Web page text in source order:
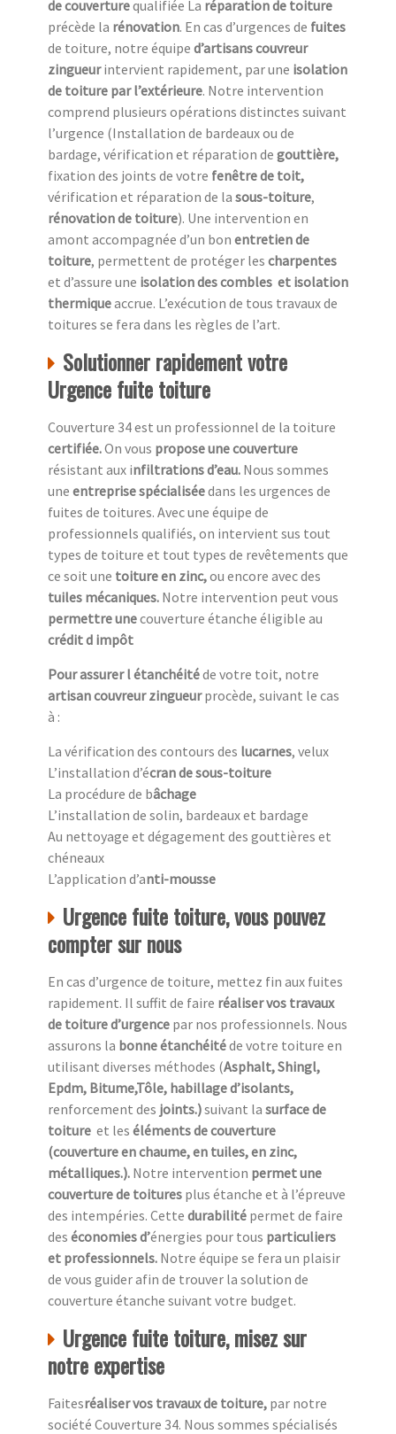
de couverturequalifiée La réparation de toiture
précède la rénovation. En cas d’urgences de fuites
de toiture, notre équipe d’artisans couvreur
zingueurintervient rapidement, par une isolation
de toiture par l’extérieure. Notre intervention
comprend plusieurs opérations distinctes suivant
l’urgence (Installation de bardeaux ou de
bardage, vérification et réparation de gouttière,
fixation des joints de votre fenêtre de toit,
vérification et réparation de la sous-toiture,
rénovation de toiture). Une intervention en
amont accompagnée d’un bon entretien de
toiture, permettent de protéger les charpentes
et d’assure une isolation des combles et isolation
thermiqueaccrue. L’exécution de tous travaux de
toitures se fera dans les règles de l’art.
Solutionner rapidement votre
Urgence fuite toiture
Couverture 34 est un professionnel de la toiture
certifiée.On vous propose une couverture
résistant aux infiltrations d’eau. Nous sommes
une entreprise spécialiséedans les urgences de
fuites de toitures. Avec une équipe de
professionnels qualifiés, on intervient sus tout
types de toiture et tout types de revêtements que
ce soit une toiture en zinc,ou encore avec des
tuiles mécaniques. Notre intervention peut vous
permettre unecouverture étanche éligible au
crédit d impôt
Pour assurer l étanchéitéde votre toit, notre
artisan couvreur zingueurprocède, suivant le cas
à :
La vérification des contours des lucarnes, velux
L’installation d’écran de sous-toiture
La procédure de bâchage
L’installation de solin, bardeaux et bardage
Au nettoyage et dégagement des gouttières et
chéneaux
L’application d’anti-mousse
Urgence fuite toiture, vous pouvez
compter sur nous
En cas d’urgence de toiture, mettez fin aux fuites
rapidement. Il suffit de faire réaliser vos travaux
de toiture d’urgence par nos professionnels. Nous
assurons la bonne étanchéitéde votre toiture en
utilisant diverses méthodes (Asphalt, Shingl,
Epdm, Bitume,Tôle, habillage d’isolants,
renforcement des joints.)suivant la surface de
toiture et les éléments de couverture
(couverture en chaume, en tuiles, en zinc,
métalliques.). Notre intervention permet une
couverture de toitures plus étanche et à l’épreuve
des intempéries. Cette durabilité permet de faire
des économies d’énergies pour tous particuliers
et professionnels. Notre équipe se fera un plaisir
de vous guider afin de trouver la solution de
couverture étanche suivant votre budget.
Urgence fuite toiture, misez sur
notre expertise
Faitesréaliser vos travaux de toiture, par notre
société Couverture 34. Nous sommes spécialisés